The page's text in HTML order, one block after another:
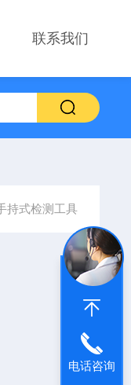
联系我们
持式检测工具
电话咨询